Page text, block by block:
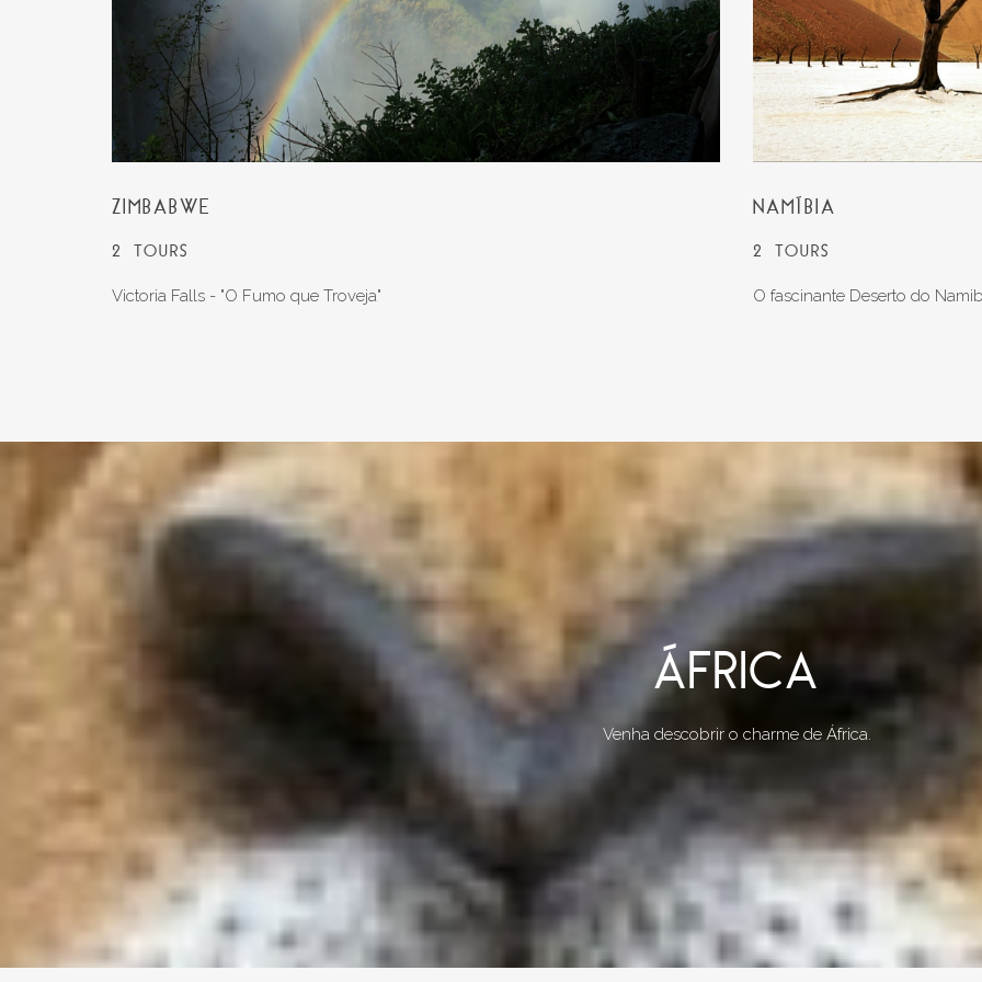
ZIMBABWE
2 TOURS
Victoria Falls - "O Fumo que Troveja"
NAMÍBIA
2 TOURS
O fascinante Deserto do
ÁFRICA
Venha descobrir o charme de África.